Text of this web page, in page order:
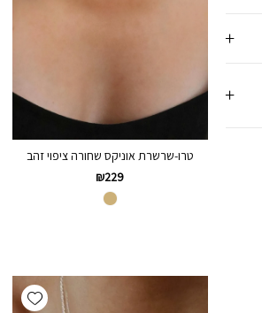
טרו-שרשרת אוניקס שחורה ציפוי זהב
₪229